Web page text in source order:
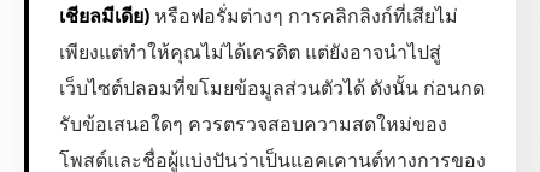
เชียลมีเดีย)หรือฟอรั่มต่างๆ การคลิกลิงก์ที่เสียไม่
เพียงแต่ทำให้คุณไม่ได้เครดิต แต่ยังอาจนำไปสู่
เว็บไซต์ปลอมที่ขโมยข้อมูลส่วนตัวได้ ดังนั้น ก่อนกด
รับข้อเสนอใดๆ ควรตรวจสอบความสดใหม่ของ
โพสต์และชื่อผู้แบ่งปันว่าเป็นแอคเคานต์ทางการของ